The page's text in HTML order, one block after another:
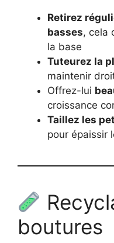
Retirez
basses, cela
la base
Tuteurez la
maintenir
Offrez-lui
croissance
Taillez les
pour épaissir
boutures